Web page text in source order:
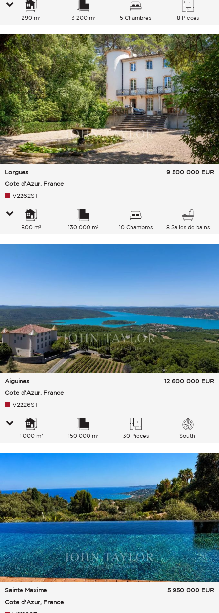
290 m² 3 200 m² 5 Chambres 8 Pièces
Lorgues
Cote d'Azur, France
9 500 000 EUR
V2262ST
800 m² 130 000 m² 10 Chambres 8 Salles de bains
Aiguines
Cote d'Azur, France
12 600 000 EUR
V2226ST
1 000 m² 150 000 m² 30 Pièces South
Sainte Maxime
Cote d'Azur, France
5 950 000 EUR